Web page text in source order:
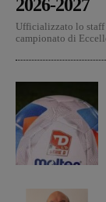
2026-2027
Ufficializzato lo staff
campionato di